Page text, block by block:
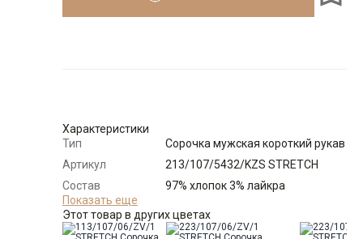
- + 4
39
Характеристики
Тип
Сорочка мужская короткий рукав
Артикул
213/107/5432/KZS STRETCH
Состав
сырья
97% хлопок 3% лайкра
Бренд
GREG
Показать еще
Этот товар в других цветах